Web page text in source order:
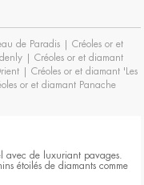
de Paradis |Créoles or et
|Créoles or et diamant
|Créoles or et diamant 'Les
or et diamant Panache
avec de luxuriant pavages.
étoilés de diamants comme